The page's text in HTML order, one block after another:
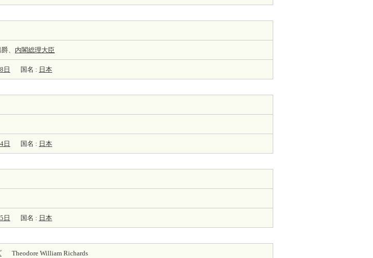
、 内閣総理大臣
日 国名 : 日本
日 国名 : 日本
日 国名 : 日本
Theodore William Richards